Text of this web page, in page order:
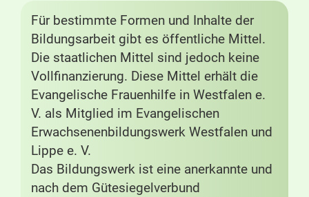
Für bestimmte Formen und Inhalte der
Bildungsarbeit gibt es öffentliche Mittel.
Die staatlichen Mittel sind jedoch keine
Vollfinanzierung. Diese Mittel erhält die
Evangelische Frauenhilfe in Westfalen e.
V. als Mitglied im Evangelischen
Erwachsenenbildungswerk Westfalen und
Lippe e. V.
Das Bildungswerk ist eine anerkannte und
nach dem Gütesiegelverbund